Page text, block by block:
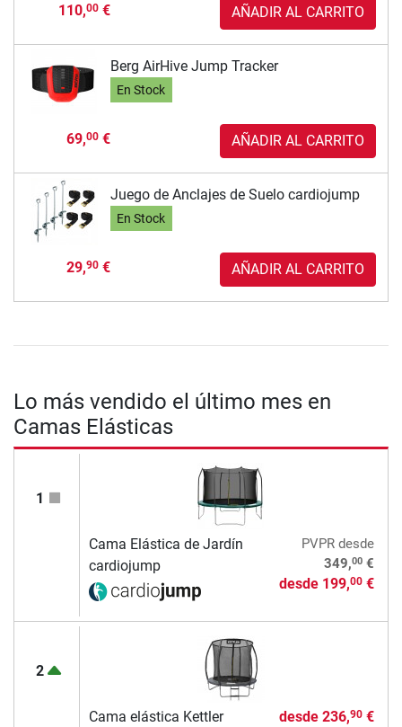
110,00€ AÑADIR AL CARRITO
Berg AirHive Jump Tracker
En Stock
69,00€ AÑADIR AL CARRITO
Juego de Anclajes de Suelo cardiojump
En Stock
29,90€ AÑADIR AL CARRITO
Lo más vendido el último mes en
Camas Elásticas
1
Cama Elástica de Jardín
cardiojump
PVPRdesde
349,00€
desde 199,00€
2
Cama elástica Kettler desde 236,90€